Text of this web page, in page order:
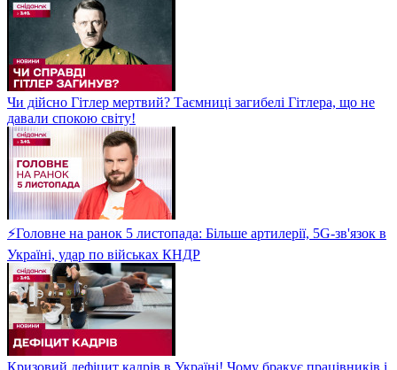
Чи дійсно Гітлер мертвий? Таємниці загибелі Гітлера, що не
давали спокою світу!
⚡Головне на ранок 5 листопада: Більше артилерії, 5G-зв'язок в
Україні, удар по військах КНДР
Кризовий дефіцит кадрів в Україні! Чому бракує працівників і